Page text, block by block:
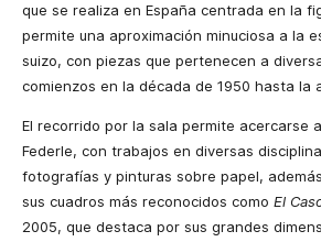
que se realiza en España centrada en la
permite una aproximación minuciosa a la
suizo, con piezas que pertenecen a
comienzos en la década de 1950 hasta la
El recorrido por la sala permite acercarse
Federle, con trabajos en diversas
fotografías y pinturas sobre papel,
sus cuadros más reconocidos como El
2005, que destaca por sus grandes